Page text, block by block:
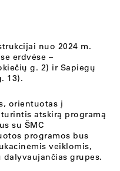
nuo 2024 m.
erdvėse –
g. 2) ir Sapiegų
13).
orientuotas į
atskirą programą
su ŠMC
programos bus
veiklomis,
grupes.